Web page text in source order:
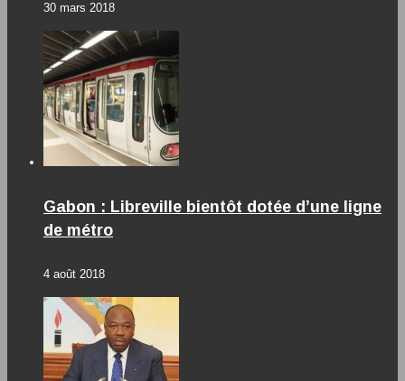
30 mars 2018
Gabon : Libreville bientôt dotée d’une ligne
de métro
4 août 2018